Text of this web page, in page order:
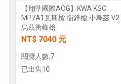
【翔準AOG】SKYWOODS RL750G
綠雷射戰術燈 B1AXG 750流明
【翔準國際AOG】KWA KSC
MP7A1瓦斯槍 衝鋒槍 小烏茲 V2
烏茲衝鋒槍
NT$ 7040 元
閱覽人數:7
已出售10